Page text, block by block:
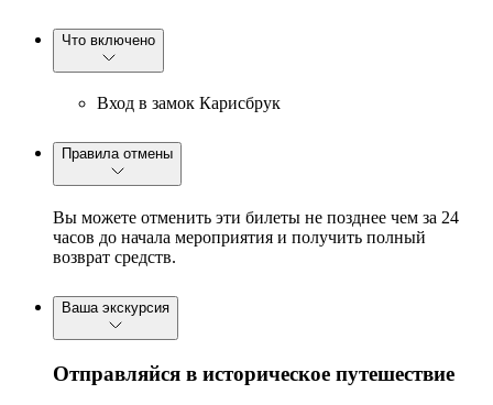
Что включено
Вход в замок Карисбрук
Правила отмены
Вы можете отменить эти билеты не позднее чем за 24
часов до начала мероприятия и получить полный
возврат средств.
Ваша экскурсия
Отправляйся в историческое путешествие